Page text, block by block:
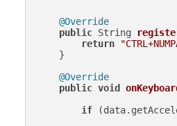
@Override
public String
return
    }
@Override
public void
if